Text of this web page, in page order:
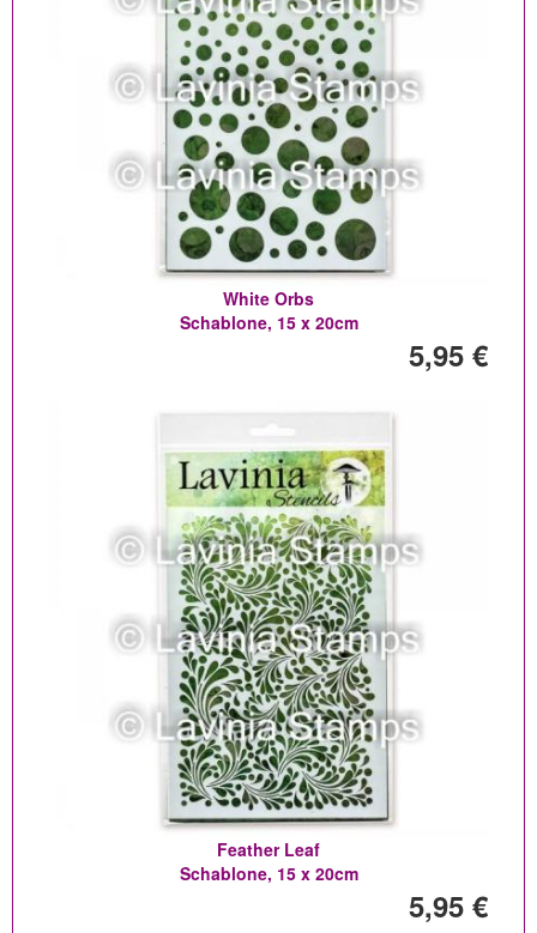
White Orbs
Schablone, 15 x 20cm
5,95 €
Feather Leaf
Schablone, 15 x 20cm
5,95 €